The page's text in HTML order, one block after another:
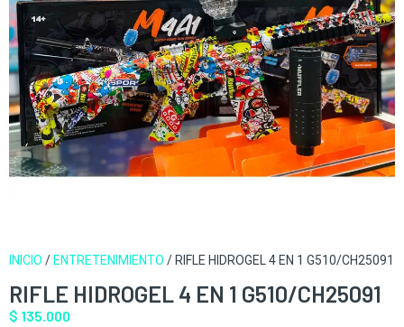
INICIO / ENTRETENIMIENTO / RIFLE HIDROGEL 4 EN 1 G510/CH25091
RIFLE HIDROGEL 4 EN 1 G510/CH25091
$ 135.000